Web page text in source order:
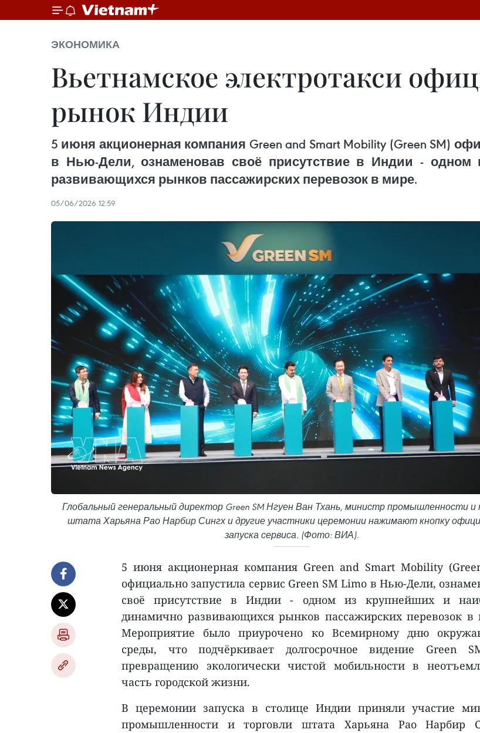
ЭКОНОМИКА
Вьетнамское электротакси
рынок Индии
5 июня акционерная компания Green and Smart Mobility (Green SM)
в Нью-Дели, ознаменовав своё присутствие в Индии - одном
развивающихся рынков пассажирских перевозок в мире.
05/06/2026 12:59
Глобальный генеральный директор Green SM Нгуен Ван Тхань, министр промышленности и
штата Харьяна Рао Нарбир Сингх и другие участники церемонии нажимают кнопку
запуска сервиса. (Фото: ВИА).
5 июня акционерная компания Green and Smart Mobility
официально запустила сервис Green SM Limo в Нью-Дели,
своё присутствие в Индии - одном из крупнейших и
динамично развивающихся рынков пассажирских перевозок в
Мероприятие было приурочено ко Всемирному дню
среды, что подчёркивает долгосрочное видение Green
превращению экологически чистой мобильности в
часть городской жизни.
В церемонии запуска в столице Индии приняли участие
промышленности и торговли штата Харьяна Рао Нарбир